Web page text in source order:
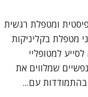
ומטפלת רגשית
מטפלת בקליניקות
למטופליי
שמלווים את
עם...